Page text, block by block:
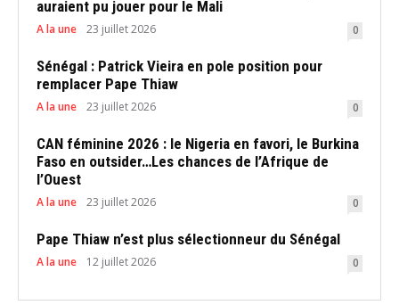
auraient pu jouer pour le Mali
A la une 23 juillet 2026 0
Sénégal : Patrick Vieira en pole position pour
remplacer Pape Thiaw
A la une 23 juillet 2026 0
CAN féminine 2026 : le Nigeria en favori, le Burkina
Faso en outsider…Les chances de l’Afrique de
l’Ouest
A la une 23 juillet 2026 0
Pape Thiaw n’est plus sélectionneur du Sénégal
A la une 12 juillet 2026 0